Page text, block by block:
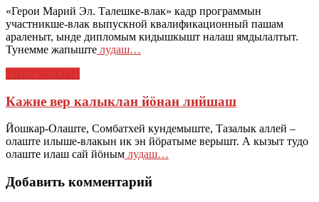
«Герои Марий Эл. Талешке-влак» кадр программын
участникше-влак выпускной квалификационный пашам
араленыт, ынде дипломым кидышкышт налаш ямдылалтыт.
Тунемме жапыште лудаш…
Кажне вер калыклан йӧнан лийшаш
Йошкар-Олаште, Сомбатхей кундемыште, Тазалык аллей –
олаште илыше-влакын ик эн йӧратыме верышт. А кызыт тудо
олаште илаш сай йӧным лудаш…
Добавить комментарий